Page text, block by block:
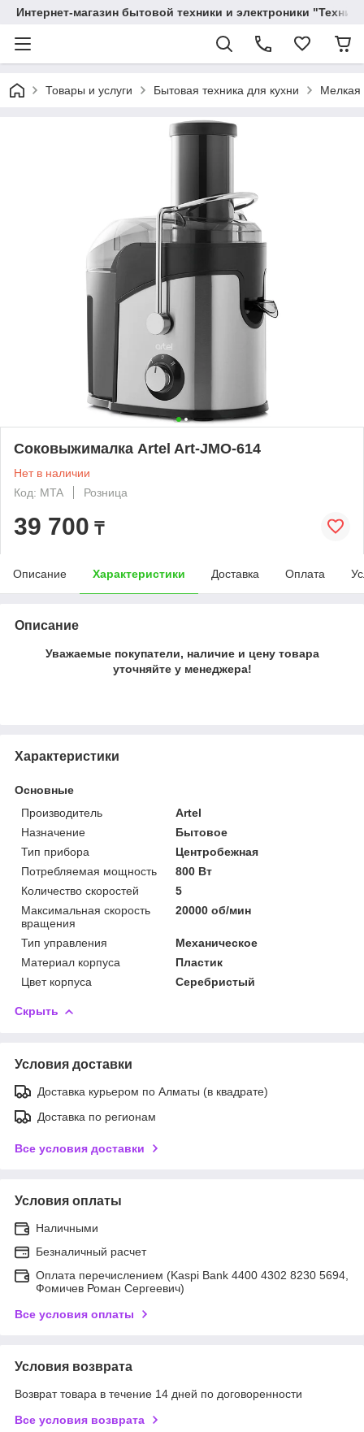
Интернет-магазин бытовой техники и электроники
Товары и услуги Бытовая техника для кухни Мелкая
Соковыжималка Artel Art-JMО-614
Нет в наличии
Код: MTA
Розница
39 700 ₸
Описание Характеристики Доставка Оплата
Описание
Уважаемые покупатели, наличие и цену товара
уточняйте у менеджера!
Характеристики
Основные
Производитель
Artel
Назначение
Бытовое
Тип прибора
Центробежная
Потребляемая мощность
800 Вт
Количество скоростей
5
Максимальная скорость
вращения
20000 об/мин
Тип управления
Механическое
Материал корпуса
Пластик
Цвет корпуса
Серебристый
Скрыть
Условия доставки
Доставка курьером по Алматы (в квадрате)
Доставка по регионам
Все условия доставки
Условия оплаты
Наличными
Безналичный расчет
Оплата перечислением (Kaspi Bank 4400 4302 8230 5694,
Фомичев Роман Сергеевич)
Все условия оплаты
Условия возврата
Возврат товара в течение 14 дней по договоренности
Все условия возврата